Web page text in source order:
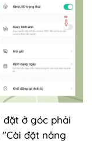
đặt ở góc phải
đặt nâng